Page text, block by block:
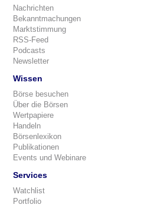
Nachrichten
Bekanntmachungen
Marktstimmung
RSS-Feed
Podcasts
Newsletter
Wissen
Börse besuchen
Über die Börsen
Wertpapiere
Handeln
Börsenlexikon
Publikationen
Events und Webinare
Services
Watchlist
Portfolio